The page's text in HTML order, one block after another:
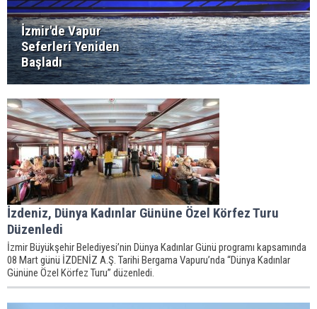
İzmir'de Vapur
Seferleri Yeniden
Başladı
İzdeniz, Dünya Kadınlar Gününe Özel Körfez Turu
Düzenledi
İzmir Büyükşehir Belediyesi’nin Dünya Kadınlar Günü programı kapsamında
08 Mart günü İZDENİZ A.Ş. Tarihi Bergama Vapuru’nda “Dünya Kadınlar
Gününe Özel Körfez Turu” düzenledi.